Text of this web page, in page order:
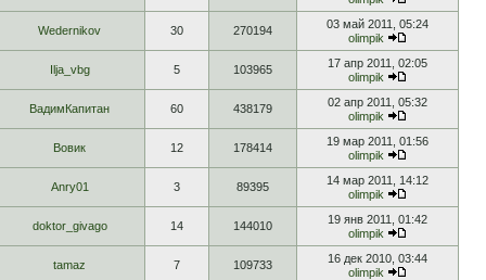
Wedernikov 30 270194
03 май 2011, 05:24
olimpik
Ilja_vbg 5 103965
17 апр 2011, 02:05
olimpik
ВадимКапитан 60 438179
02 апр 2011, 05:32
olimpik
Вовик 12 178414
19 мар 2011, 01:56
olimpik
Anry01 3 89395
14 мар 2011, 14:12
olimpik
doktor_givago 14 144010
19 янв 2011, 01:42
olimpik
tamaz 7 109733
16 дек 2010, 03:44
olimpik